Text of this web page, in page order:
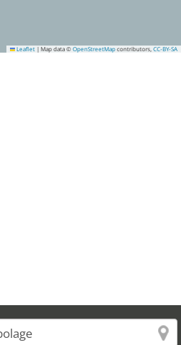
Leaflet | Map data © OpenStreetMap contributors, CC-BY-SA